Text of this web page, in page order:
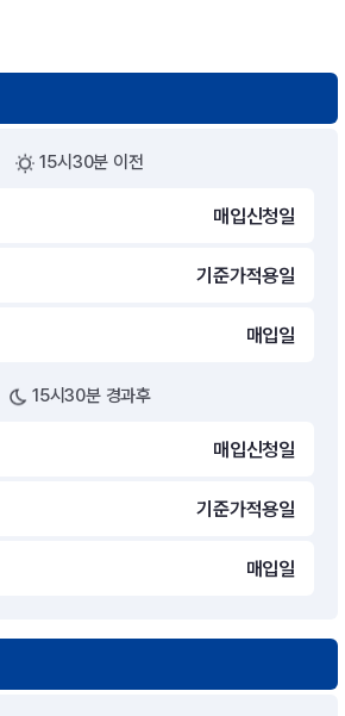
15시30분 이전
매입신청일
기준가적용일
매입일
15시30분 경과후
매입신청일
기준가적용일
매입일